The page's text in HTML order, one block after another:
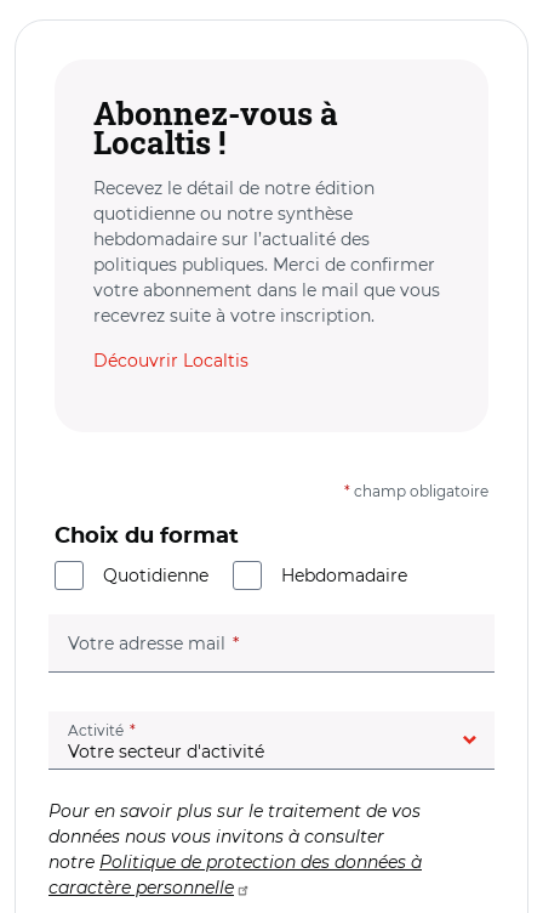
Abonnez-vous à
Localtis !
Recevez le détail de notre édition
quotidienne ou notre synthèse
hebdomadaire sur l’actualité des
politiques publiques. Merci de confirmer
votre abonnement dans le mail que vous
recevrez suite à votre inscription.
Découvrir Localtis
* champ obligatoire
Choix du format
Quotidienne
Hebdomadaire
Votre adresse mail (champ obligatoire)
Activité (champ obligatoire)
Pour en savoir plus sur le traitement de vos
données nous vous invitons à consulter
notre Politique de protection des données à
caractère personnelle